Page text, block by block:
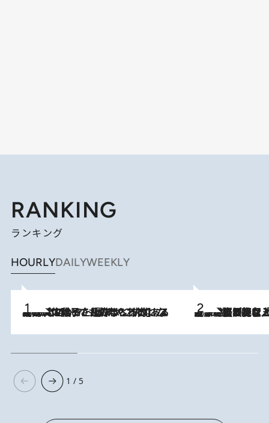
RANKING
ランキング
HOURLYDAILYWEEKLY
2026.8.5
【阿川佐和子さんの年とる力】なぜ70代で始めた趣味は“こんなに楽しい”のか？ ピアノ、俳句…スランプに陥っても続けられる“ある秘訣”とは 2026.8.5
【なぜ吉沢亮は「気配を消せる」のか？】興行収入208億の『国宝』を経て挑むミュージカル『ディア・エヴァン・ハンセン』。トップ俳優が舞台上でさらけ出した“孤独”とは
1 / 5